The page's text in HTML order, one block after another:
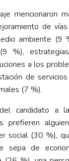
mencionaron
de
ambiente (9
%),
a los
de
(7 %).
candidato a
prefieren
social (30 %),
sepa de